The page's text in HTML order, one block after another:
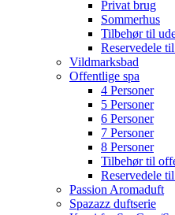
Privat brug
Sommerhus
Tilbehør til
Reservedele
Vildmarksbad
Offentlige spa
4 Personer
5 Personer
6 Personer
7 Personer
8 Personer
Tilbehør til
Reservedele
Passion Aromaduft
Spazazz duftserie